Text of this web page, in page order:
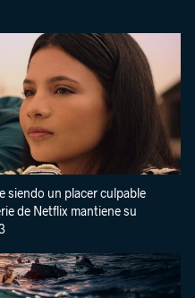
siendo un placer culpable
de Netflix mantiene su